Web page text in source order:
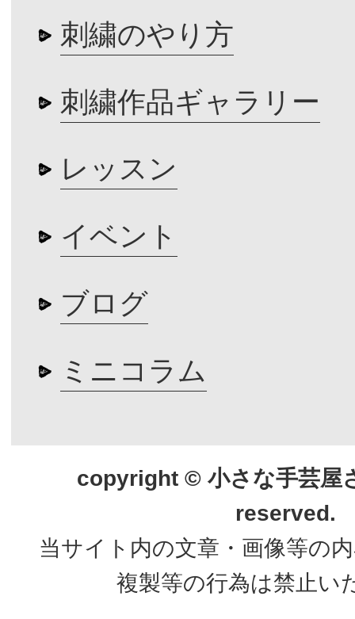
刺繍のやり方
刺繍作品ギャラリー
レッスン
イベント
ブログ
ミニコラム
copyright © 小さな手芸屋
reserved.
当サイト内の文章・画像等の
複製等の行為は禁止い